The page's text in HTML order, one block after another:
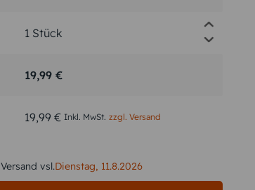
19,99 €
19,99 € Inkl. MwSt. zzgl. Versand
Versand vsl.Dienstag, 11.8.2026